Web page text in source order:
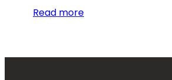
Read more